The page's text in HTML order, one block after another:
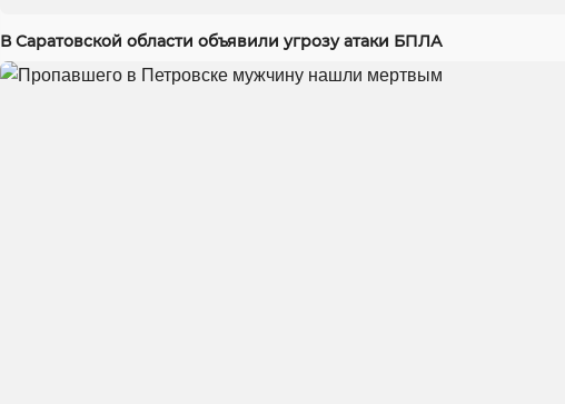
В Саратовской области объявили угрозу атаки БПЛА